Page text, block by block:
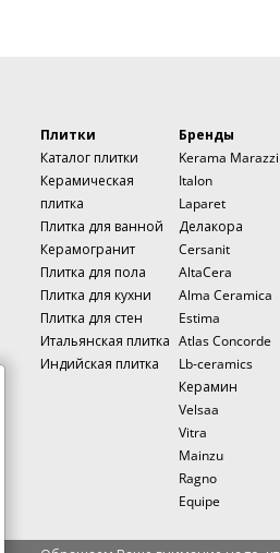
Плитки
Каталог плитки
Керамическая
плитка
Плитка для ванной
Керамогранит
Плитка для пола
Плитка для кухни
Плитка для стен
Итальянская плитка
Индийская плитка
Бренды
Kerama Marazzi
Italon
Laparet
Делакора
Cersanit
AltaCera
Alma Ceramica
Estima
Atlas Concorde
Lb-ceramics
Керамин
Velsaa
Vitra
Mainzu
Ragno
Equipe